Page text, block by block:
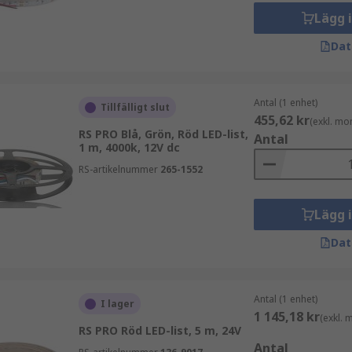
applikationer. Lättanvända kontakter finns tillgängliga
det anges och kan anpassas till valfri längd. Obs -
ofta med självhäftande baksida för enkel installation.
olika IP-klassningar. Detta visar hur "vattentät" LED-
exempel IP67 & IP68. Om du behöver att din LED-
alls är IP20 den lägre änden av klassningen. Oftast
(strömförsörjning) och styrenheter. Det
fjärrkontroller med olika funktioner. Dessa kan köpas
Lägg
Tillfälligt slut
RS PRO Blå, Grön, Röd LED-list,
1 m, 4000k, 12V dc
RS-artikelnummer 265-1552
Antal (1 enhet)
455,62 kr(exkl.
Antal
Lägg
I lager
RS PRO Röd LED-list, 5 m, 24V
Antal (1 enhet)
1 145,18 kr(exkl.
Antal